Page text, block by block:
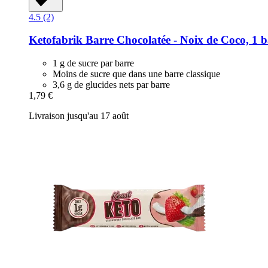
4.5 (2)
Ketofabrik Barre Chocolatée -​ Noix de Coco, 1
1 g de sucre par barre
Moins de sucre que dans une barre classique
3,6 g de glucides nets par barre
1,79 €
Livraison jusqu'au 17 août